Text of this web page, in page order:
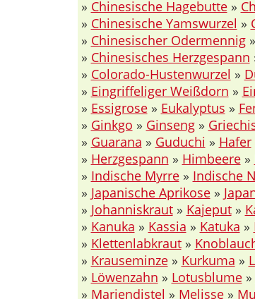
» Chinesische Hagebutte »
» Chinesische Yamswurzel »
» Chinesischer Odermennig »
» Chinesisches Herzgespann
» Colorado-Hustenwurzel »
» Eingriffeliger Weißdorn »
» Essigrose » Eukalyptus »
» Ginkgo » Ginseng »
» Guarana » Guduchi » Hafer
» Herzgespann » Himbeere »
» Indische Myrre » Indische
» Japanische Aprikose »
» Johanniskraut » Kajeput »
» Kanuka » Kassia » Katuka »
» Klettenlabkraut »
» Krauseminze » Kurkuma »
» Löwenzahn » Lotusblume »
» Mariendistel » Melisse »